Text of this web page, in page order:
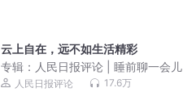
云上自在，远不如生活精彩
专辑： 人民日报评论 | 睡前聊一会儿
人民日报评论 17.6万